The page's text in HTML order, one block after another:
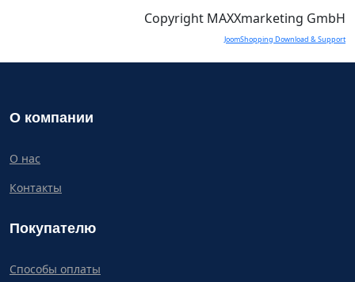
Copyright MAXXmarketing GmbH
JoomShopping Download & Support
О компании
О нас
Контакты
Покупателю
Способы оплаты